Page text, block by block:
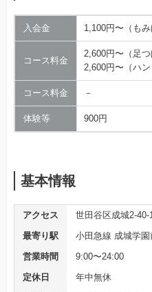
入会金 1,100円〜（もみ
コース料金
2,600円〜（足つ
2,600円〜（ハン
コース料金 －
体験等 900円
基本情報
アクセス
世田谷区成城2-40-
最寄り駅
小田急線 成城学
営業時間
9:00〜24:00
定休日
年中無休